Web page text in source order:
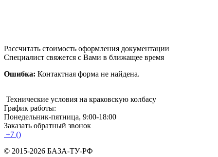
Рассчитать стоимость оформления документации
Специалист свяжется с Вами в ближащее время
Ошибка: Контактная форма не найдена.
Технические условия на краковскую колбасу
График работы:
Понедельник-пятница, 9:00-18:00
Заказать обратный звонок
+7 ()
© 2015-2026 БАЗА-ТУ-РФ